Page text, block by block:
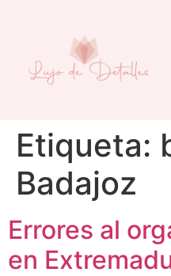
Etiqueta:
Badajoz
Errores al
en